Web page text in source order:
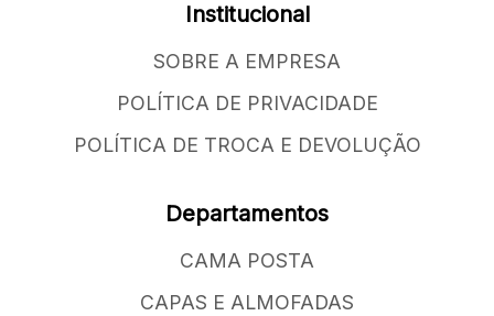
Institucional
SOBRE A EMPRESA
POLÍTICA DE PRIVACIDADE
POLÍTICA DE TROCA E DEVOLUÇÃO
Departamentos
CAMA POSTA
CAPAS E ALMOFADAS